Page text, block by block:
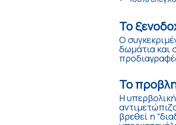
Το
Ο
δωμάτια και
Το
Η
βρεθεί η